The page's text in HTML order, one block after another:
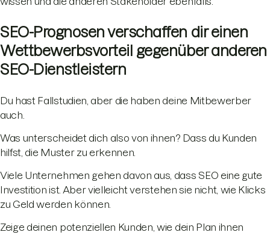
SEO-Prognosen verschaffen dir einen
Wettbewerbsvorteil gegenüber anderen
SEO-Dienstleistern
Du hast Fallstudien, aber die haben deine Mitbewerber
auch.
Was unterscheidet dich also von ihnen? Dass du Kunden
hilfst, die Muster zu erkennen.
Viele Unternehmen gehen davon aus, dass SEO eine gute
Investition ist. Aber vielleicht verstehen sie nicht, wie Klicks
zu Geld werden können.
Zeige deinen potenziellen Kunden, wie dein Plan ihnen